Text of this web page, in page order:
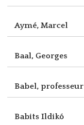
Aymé, Marcel
Baal, Georges
Babel, professeur
Babits Ildikó